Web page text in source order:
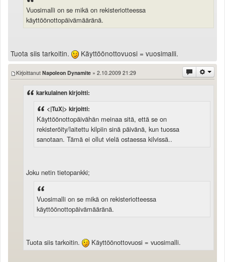
Vuosimalli on se mikä on rekisteriotteessa
käyttöönottopäivämääränä.
Tuota siis tarkoitin. Käyttöönottovuosi = vuosimalli.
Kirjoittanut Napoleon Dynamite » 2.10.2009 21:29
karkulainen kirjoitti:
<|TuX|> kirjoitti:
Käyttöönottopäivähän meinaa sitä, että se on
rekisteröity/laitettu kilpiin sinä päivänä, kun tuossa
sanotaan. Tämä ei ollut vielä ostaessa kilvissä..
Joku netin tietopankki;
Vuosimalli on se mikä on rekisteriotteessa
käyttöönottopäivämääränä.
Tuota siis tarkoitin. Käyttöönottovuosi = vuosimalli.